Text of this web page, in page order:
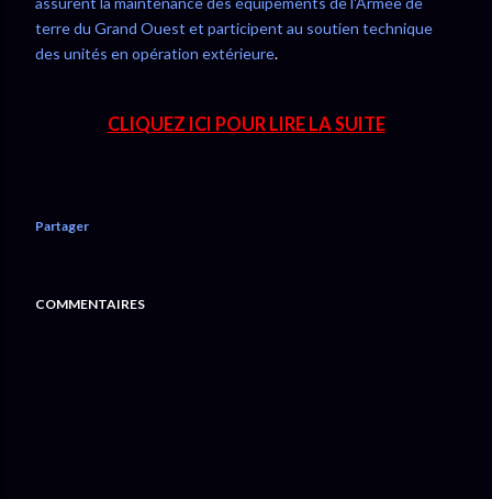
terre du Grand Ouest et participent au soutien technique
des unités en opération extérieure.
CLIQUEZ ICI POUR LIRE LA SUITE
Partager
COMMENTAIRES